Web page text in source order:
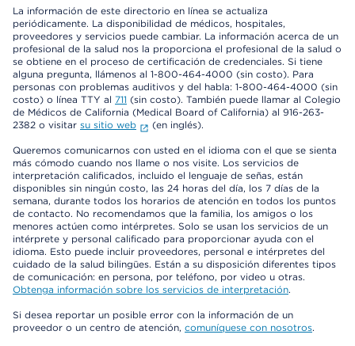
La información de este directorio en línea se actualiza
periódicamente. La disponibilidad de médicos, hospitales,
proveedores y servicios puede cambiar. La información acerca de un
profesional de la salud nos la proporciona el profesional de la salud o
se obtiene en el proceso de certificación de credenciales. Si tiene
alguna pregunta, llámenos al 1-800-464-4000 (sin costo). Para
personas con problemas auditivos y del habla: 1-800-464-4000 (sin
costo) o línea TTY al 711 (sin costo). También puede llamar al Colegio
de Médicos de California (Medical Board of California) al 916-263-
2382 o visitar su sitio web (en inglés).
Queremos comunicarnos con usted en el idioma con el que se sienta
más cómodo cuando nos llame o nos visite. Los servicios de
interpretación calificados, incluido el lenguaje de señas, están
disponibles sin ningún costo, las 24 horas del día, los 7 días de la
semana, durante todos los horarios de atención en todos los puntos
de contacto. No recomendamos que la familia, los amigos o los
menores actúen como intérpretes. Solo se usan los servicios de un
intérprete y personal calificado para proporcionar ayuda con el
idioma. Esto puede incluir proveedores, personal e intérpretes del
cuidado de la salud bilingües. Están a su disposición diferentes tipos
de comunicación: en persona, por teléfono, por video u otras.
Obtenga información sobre los servicios de interpretación.
Si desea reportar un posible error con la información de un
proveedor o un centro de atención, comuníquese con nosotros.